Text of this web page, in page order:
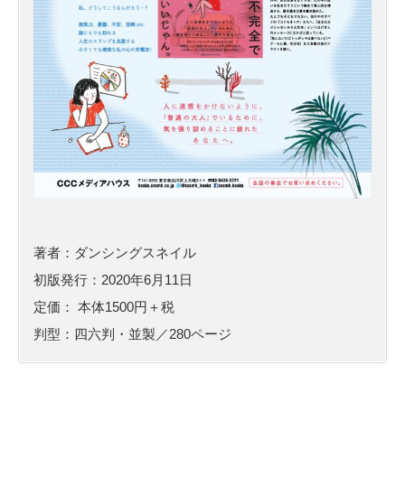
著者：ダンシングスネイル
初版発行：2020年6月11日
定価： 本体1500円＋税
判型：四六判・並製／280ページ